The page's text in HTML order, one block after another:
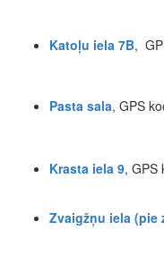
Katoļu iela 7B,
Pasta sala, GPS
Krasta iela 9, GPS
Zvaigžņu iela (pie